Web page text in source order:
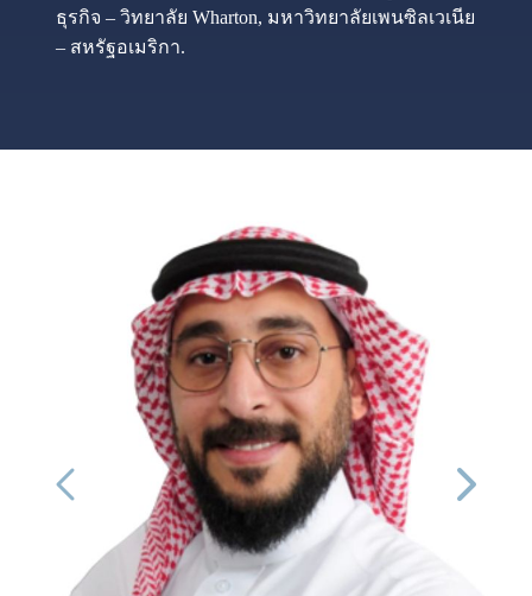
ธุรกิจ – วิทยาลัย Wharton, มหาวิทยาลัยเพนซิลเวเนีย
– สหรัฐอเมริกา.